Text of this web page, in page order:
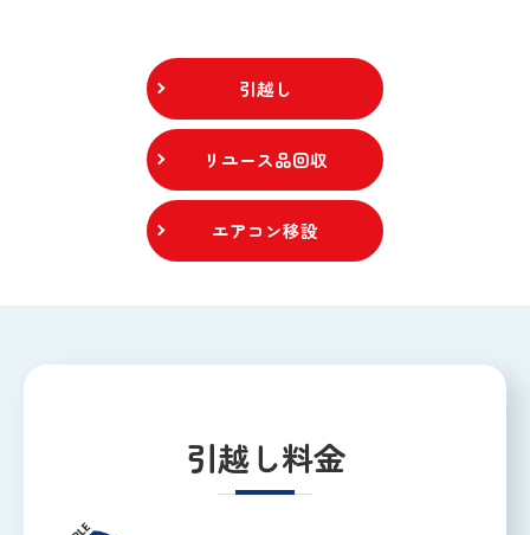
引越し
リユース品回収
エアコン移設
引越し料金